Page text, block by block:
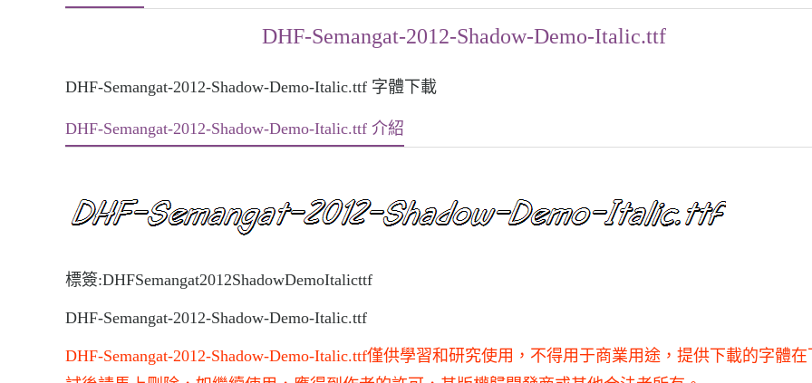
DHF-Semangat-2012-Shadow-Demo-Italic.ttf
DHF-Semangat-2012-Shadow-Demo-Italic.ttf 字體下載
DHF-Semangat-2012-Shadow-Demo-Italic.ttf 介紹
標簽:DHFSemangat2012ShadowDemoItalicttf
DHF-Semangat-2012-Shadow-Demo-Italic.ttf
DHF-Semangat-2012-Shadow-Demo-Italic.ttf僅供學習和研究使用，不得用于商業用途，提供下載的字體